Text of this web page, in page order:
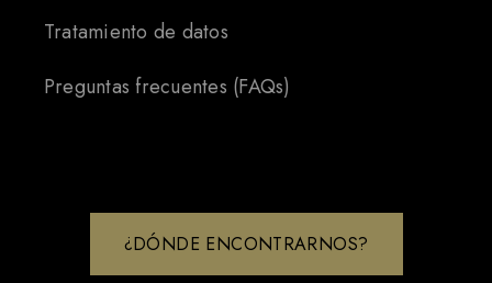
Tratamiento de datos
Preguntas frecuentes (FAQs)
¿DÓNDE ENCONTRARNOS?